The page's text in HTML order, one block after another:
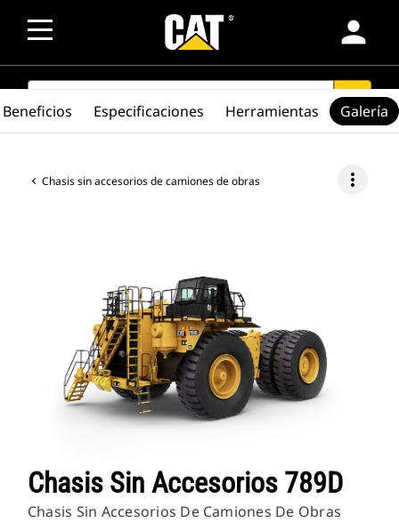
person
SEARCH search
Chasis sin accesorios de camiones de obras more_vert
Chasis Sin Accesorios 789D
Chasis Sin Accesorios De Camiones De Obras
Beneficios Especificaciones Herramientas Galería